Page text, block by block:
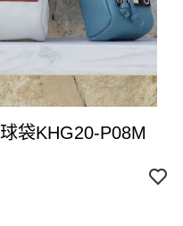
袋KHG20-P08M